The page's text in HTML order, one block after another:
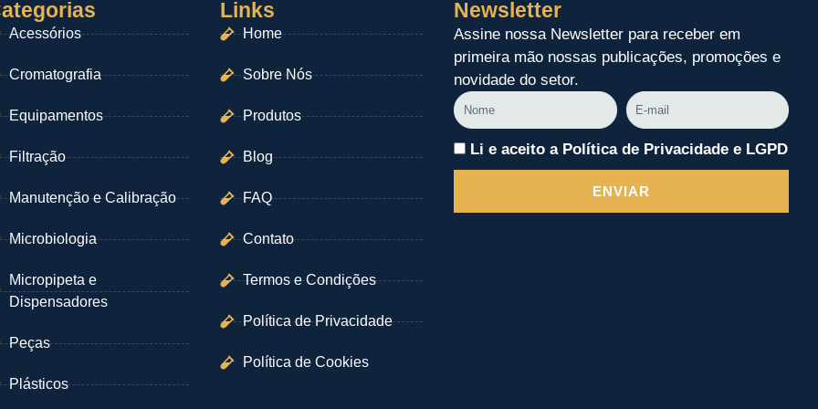
Acessórios
Cromatografia
Equipamentos
Filtração
Manutenção e Calibração
Microbiologia
Micropipeta e
Dispensadores
Peças
Plásticos
Links
Home
Sobre Nós
Produtos
Blog
FAQ
Contato
Termos e Condições
Política de Privacidade
Política de Cookies
Newsletter
Assine nossa Newsletter para receber em
primeira mão nossas publicações, promoções e
novidade do setor.
Nome
E-
mail
Li e aceito a Política de Privacidade e LGPD
ENVIAR